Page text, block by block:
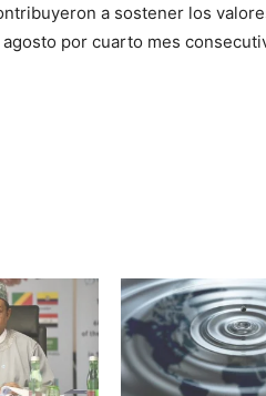
a sostener los
por cuarto mes